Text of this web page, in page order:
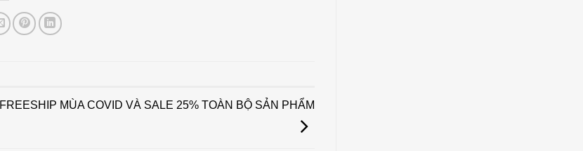
FREESHIP MÙA COVID VÀ SALE 25% TOÀN BỘ SẢN PHẨM